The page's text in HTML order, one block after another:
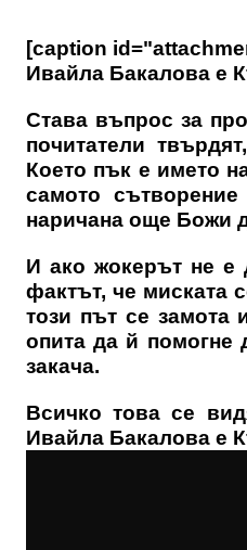
[caption
Ивайла Бакалова е
Става въпрос за
почитатели
Което пък е името
самото
наричана още Божи
И ако жокерът не е
фактът, че миската
този път се замота
опита да й помогне
закача.
Всичко това се
Ивайла Бакалова е